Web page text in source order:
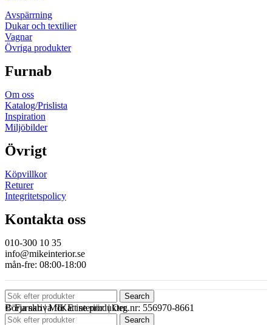
Avspärrning
Dukar och textilier
Vagnar
Övriga produkter
Furnab
Om oss
Katalog/Prislista
Inspiration
Miljöbilder
Övrigt
Köpvillkor
Returer
Integritetspolicy
Kontakta oss
010-300 10 35
info@mikeinterior.se
mån-fre: 08:00-18:00
© Furnab | MIKE interiör | Org.nr: 556970-8661
Search
Börja skriva för att se produkter.
Search